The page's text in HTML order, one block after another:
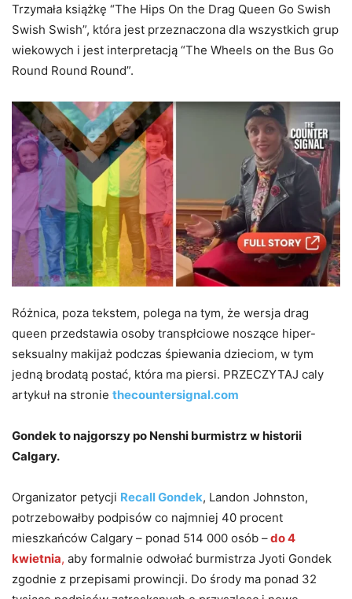
Trzymała książkę “The Hips On the Drag Queen Go Swish
Swish Swish”, która jest przeznaczona dla wszystkich grup
wiekowych i jest interpretacją “The Wheels on the Bus Go
Round Round Round”.
Różnica, poza tekstem, polega na tym, że wersja drag
queen przedstawia osoby transpłciowe noszące hiper-
seksualny makijaż podczas śpiewania dzieciom, w tym
jedną brodatą postać, która ma piersi. PRZECZYTAJ caly
artykuł na stronie thecountersignal.com
Gondek to najgorszy po Nenshi burmistrz w historii
Calgary.
Organizator petycji Recall Gondek, Landon Johnston,
potrzebowałby podpisów co najmniej 40 procent
mieszkańców Calgary – ponad 514 000 osób –do 4
kwietnia, aby formalnie odwołać burmistrza Jyoti Gondek
zgodnie z przepisami prowincji. Do środy ma ponad 32